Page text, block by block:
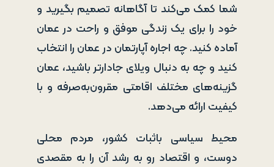
شما کمک می‌کند تا آگاهانه تصمیم بگیرید و
خود را برای یک زندگی موفق و راحت در عمان
آماده کنید. چه اجاره آپارتمان در عمان را انتخاب
کنید و چه به دنبال ویلای جادارتر باشید، عمان
گزینه‌های مختلف اقامتی مقرون‌به‌صرفه و با
کیفیت ارائه می‌دهد.
محیط سیاسی باثبات کشور، مردم محلی
دوست، و اقتصاد رو به رشد آن را به مقصدی